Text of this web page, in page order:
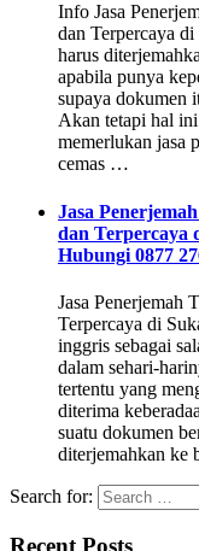
Info Jasa
dan Terpercaya
harus
apabila punya
supaya dokumen
Akan tetapi hal
memerlukan jasa
cemas …
Jasa
dan Terpercaya
Hubungi 0877
Jasa Penerjemah
Terpercaya di
inggris sebagai
dalam sehari-
tertentu yang
diterima
suatu dokumen
diterjemahkan ke
Search for:
Recent Posts